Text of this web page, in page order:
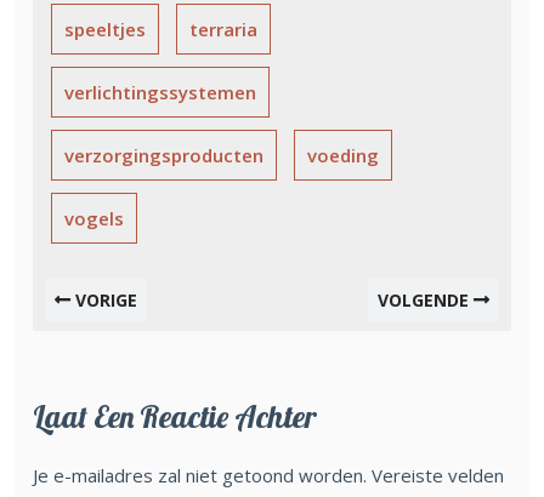
speeltjes terraria
verlichtingssystemen
verzorgingsproducten voeding
vogels
VORIGE VOLGENDE
Laat Een Reactie Achter
Je e-mailadres zal niet getoond worden. Vereiste velden